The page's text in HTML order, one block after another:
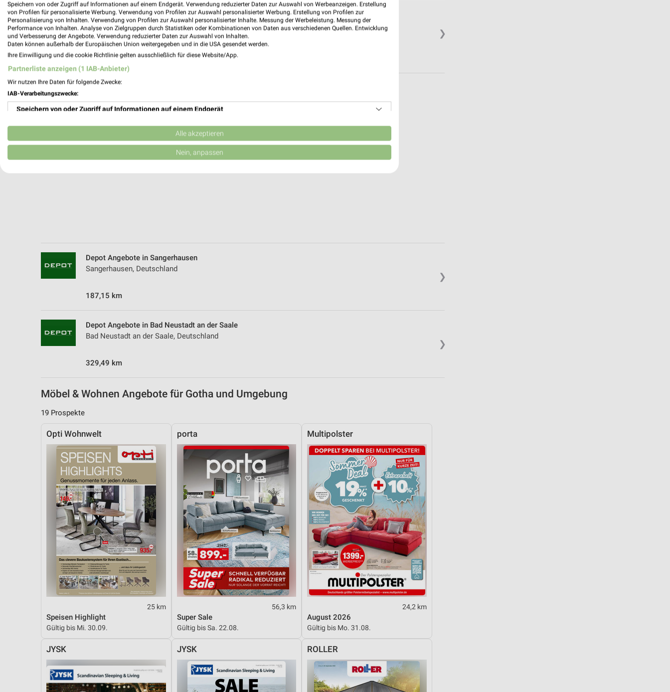
❯
Depot Angebote in Nordhausen
Nordhausen, Deutschland
212,12 km
❯
Depot Angebote in Sangerhausen
Sangerhausen, Deutschland
187,15 km
❯
Depot Angebote in Bad Neustadt an der Saale
Bad Neustadt an der Saale, Deutschland
329,49 km
Möbel & Wohnen Angebote für Gotha und Umgebung
19 Prospekte
Opti Wohnwelt
25 km
Speisen Highlight
Gültig bis Mi. 30.09.
porta
56,3 km
Super Sale
Gültig bis Sa. 22.08.
Multipolster
24,2 km
August 2026
Gültig bis Mo. 31.08.
JYSK JYSK ROLLER
Speichern von oder Zugriff auf Informationen auf einem Endgerät. Verwendung reduzierter Daten zur Auswahl von Werbeanzeigen. Erstellung
von Profilen für personalisierte Werbung. Verwendung von Profilen zur Auswahl personalisierter Werbung. Erstellung von Profilen zur
Personalisierung von Inhalten. Verwendung von Profilen zur Auswahl personalisierter Inhalte. Messung der Werbeleistung. Messung der
Performance von Inhalten. Analyse von Zielgruppen durch Statistiken oder Kombinationen von Daten aus verschiedenen Quellen. Entwicklung
und Verbesserung der Angebote. Verwendung reduzierter Daten zur Auswahl von Inhalten.
Daten können außerhalb der Europäischen Union weitergegeben und in die USA gesendet werden.
Ihre Einwilligung und die cookie Richtlinie gelten ausschließlich für diese Website/App.
Partnerliste anzeigen (1 IAB-Anbieter)
Wir nutzen Ihre Daten für folgende Zwecke:
IAB-Verarbeitungszwecke:
Speichern von oder Zugriff auf Informationen auf einem Endgerät
Verwendung reduzierter Daten zur Auswahl von Werbeanzeigen
Erstellung von Profilen für personalisierte Werbung
Messung der Performance von Inhalten
Analyse von Zielgruppen durch Statistiken oder Kombinationen von Daten aus verschiedenen
Quellen
Entwicklung und Verbesserung der Angebote
Verwendung reduzierter Daten zur Auswahl von Inhalten
Nicht-IAB-Verarbeitungszwecke:
Funktional
Alle akzeptieren
Nein, anpassen